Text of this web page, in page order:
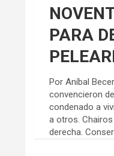
PARA
Por Aníbal
convencieron
condenado a
a otros.
derecha.